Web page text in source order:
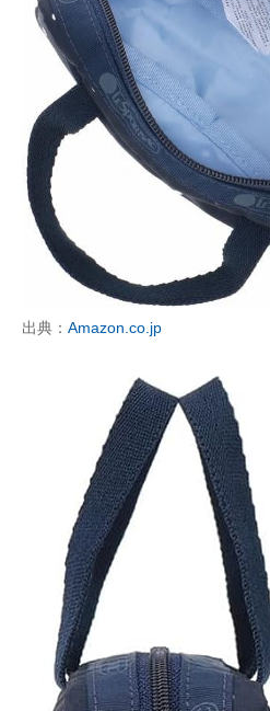
出典： Amazon.co.jp